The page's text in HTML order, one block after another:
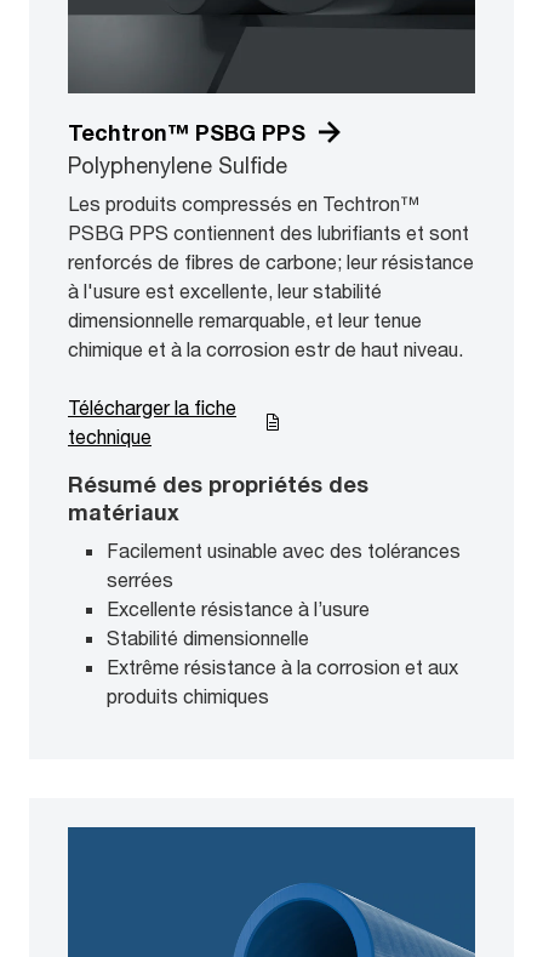
Techtron™ PSBG PPS
Polyphenylene Sulfide
Les produits compressés en Techtron™
PSBG PPS contiennent des lubrifiants et sont
renforcés de fibres de carbone; leur résistance
à l'usure est excellente, leur stabilité
dimensionnelle remarquable, et leur tenue
chimique et à la corrosion estr de haut niveau.
Résumé des propriétés des
matériaux
Facilement usinable avec des tolérances
serrées
Excellente résistance à l’usure
Stabilité dimensionnelle
Extrême résistance à la corrosion et aux
produits chimiques
Télécharger la fiche
technique